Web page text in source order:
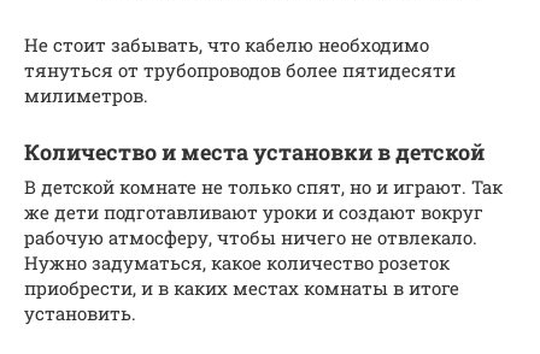
Не стоит забывать, что кабелю необходимо
тянуться от трубопроводов более пятидесяти
милиметров.
Количество и места установки в детской
В детской комнате не только спят, но и играют. Так
же дети подготавливают уроки и создают вокруг
рабочую атмосферу, чтобы ничего не отвлекало.
Нужно задуматься, какое количество розеток
приобрести, и в каких местах комнаты в итоге
установить.